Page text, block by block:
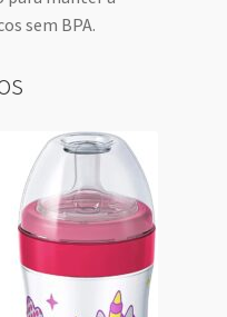
sem BPA.